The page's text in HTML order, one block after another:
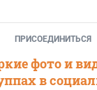
ПРИСОЕДИНИТЬСЯ
фото и
в